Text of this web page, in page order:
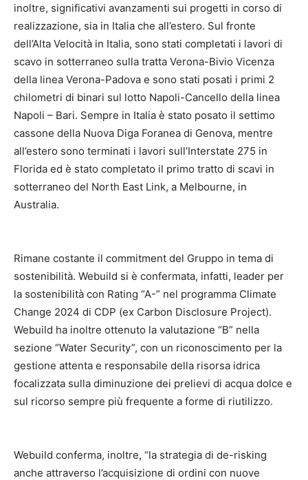
inoltre, significativi avanzamenti sui progetti in corso di
realizzazione, sia in Italia che all’estero. Sul fronte
dell’Alta Velocità in Italia, sono stati completati i lavori di
scavo in sotterraneo sulla tratta Verona-Bivio Vicenza
della linea Verona-Padova e sono stati posati i primi 2
chilometri di binari sul lotto Napoli-Cancello della linea
Napoli – Bari. Sempre in Italia è stato posato il settimo
cassone della Nuova Diga Foranea di Genova, mentre
all’estero sono terminati i lavori sull’Interstate 275 in
Florida ed è stato completato il primo tratto di scavi in
sotterraneo del North East Link, a Melbourne, in
Australia.
Rimane costante il commitment del Gruppo in tema di
sostenibilità. Webuild si è confermata, infatti, leader per
la sostenibilità con Rating “A-” nel programma Climate
Change 2024 di CDP (ex Carbon Disclosure Project).
Webuild ha inoltre ottenuto la valutazione “B” nella
sezione “Water Security”, con un riconoscimento per la
gestione attenta e responsabile della risorsa idrica
focalizzata sulla diminuzione dei prelievi di acqua dolce e
sul ricorso sempre più frequente a forme di riutilizzo.
Webuild conferma, inoltre, “la strategia di de-risking
anche attraverso l’acquisizione di ordini con nuove